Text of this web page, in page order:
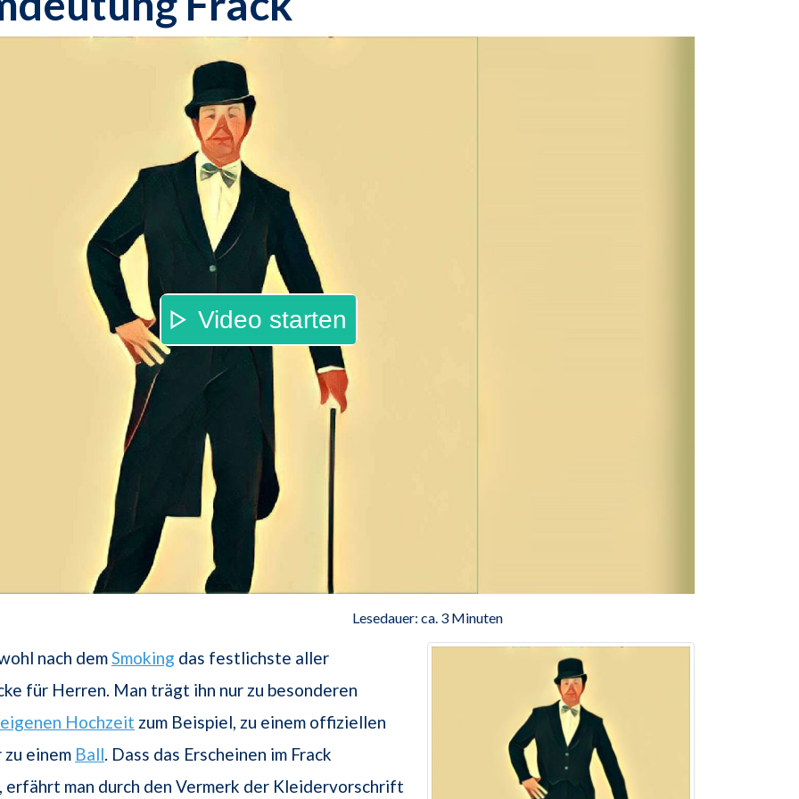
Video starten
Lesedauer: ca. 3 Minuten
nach demSmoking das festlichste aller
für Herren. Man trägt ihn nur zu besonderen
eigenen Hochzeit zum Beispiel, zu einem offiziellen
einem Ball. Dass das Erscheinen im Frack
erfährt man durch den Vermerk der Kleidervorschrift